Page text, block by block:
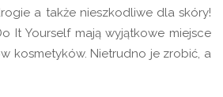
a także nieszkodliwe dla skóry!
It Yourself mają wyjątkowe miejsce
kosmetyków. Nietrudno je zrobić, a